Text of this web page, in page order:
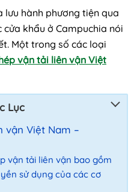
lưu hành phương tiện qua
cửa khẩu ở Campuchia nói
Một trong số các loại
vận tải liên vận Việt
Lục
vận Việt Nam –
vận tải liên vận bao gồm
sử dụng của các cơ